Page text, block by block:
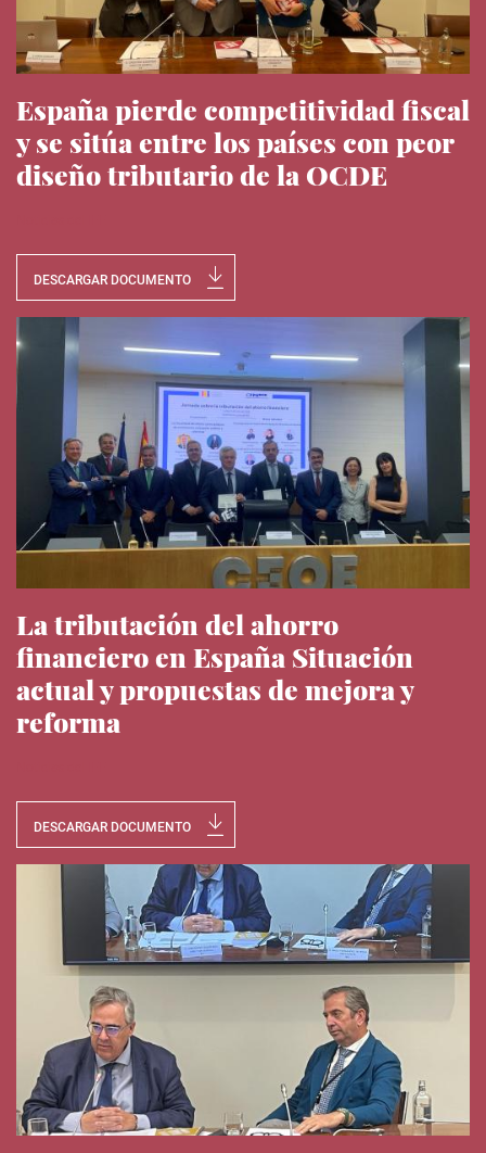
España pierde competitividad fiscal
y se sitúa entre los países con peor
diseño tributario de la OCDE
DESCARGAR DOCUMENTO
La tributación del ahorro
financiero en España Situación
actual y propuestas de mejora y
reforma
DESCARGAR DOCUMENTO